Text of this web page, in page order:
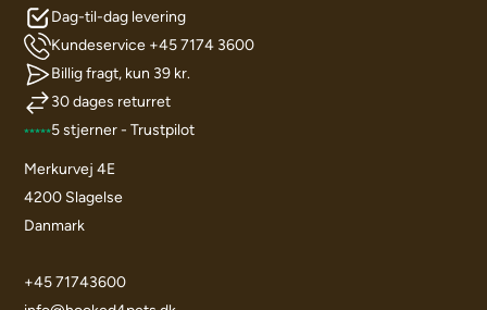
Dag-til-dag levering
Kundeservice +45 7174 3600
Billig fragt, kun 39 kr.
30 dages returret
5 stjerner - Trustpilot
Merkurvej 4E
4200 Slagelse
Danmark
+45 71743600